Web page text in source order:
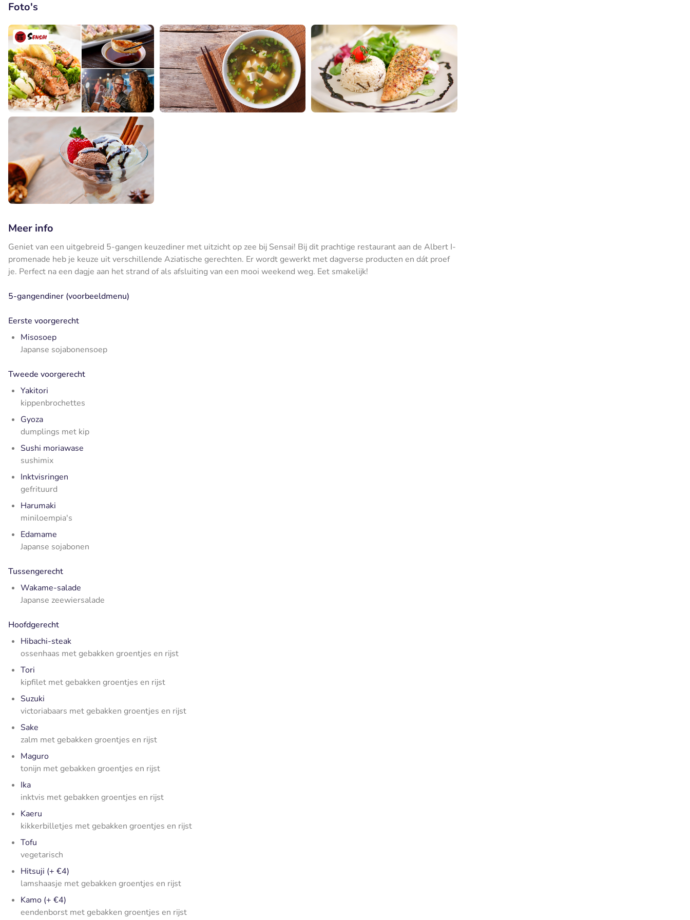
Foto's
Meer info
Geniet van een uitgebreid 5-gangen keuzediner met uitzicht op zee bij Sensai! Bij dit prachtige restaurant aan de Albert I-
promenade heb je keuze uit verschillende Aziatische gerechten. Er wordt gewerkt met dagverse producten en dát proef
je. Perfect na een dagje aan het strand of als afsluiting van een mooi weekend weg. Eet smakelijk!
5-gangendiner (voorbeeldmenu)
Eerste voorgerecht
Misosoep
Japanse sojabonensoep
Tweede voorgerecht
Yakitori
kippenbrochettes
Gyoza
dumplings met kip
Sushi moriawase
sushimix
Inktvisringen
gefrituurd
Harumaki
miniloempia's
Edamame
Japanse sojabonen
Tussengerecht
Wakame-salade
Japanse zeewiersalade
Hoofdgerecht
Hibachi-steak
ossenhaas met gebakken groentjes en rijst
Tori
kipfilet met gebakken groentjes en rijst
Suzuki
victoriabaars met gebakken groentjes en rijst
Sake
zalm met gebakken groentjes en rijst
Maguro
tonijn met gebakken groentjes en rijst
Ika
inktvis met gebakken groentjes en rijst
Kaeru
kikkerbilletjes met gebakken groentjes en rijst
Tofu
vegetarisch
Hitsuji (+ €4)
lamshaasje met gebakken groentjes en rijst
Kamo (+ €4)
eendenborst met gebakken groentjes en rijst